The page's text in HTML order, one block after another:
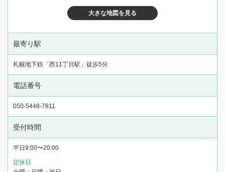
大きな地図を見る
最寄り駅
札幌地下鉄「西11丁目駅」徒歩5分
電話番号
050-5448-7811
受付時間
平日9:00〜20:00
定休日